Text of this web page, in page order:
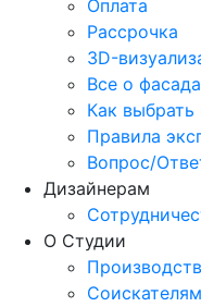
Оплата
Рассрочка
3D-
Все о
Как выбрать
Правила
Вопрос/
Дизайнерам
О Студии
Соискателям